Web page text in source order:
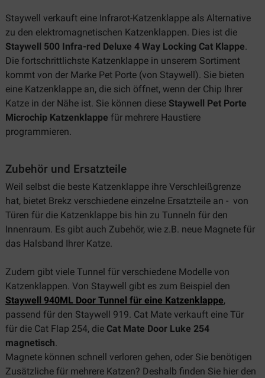
Staywell verkauft eine Infrarot-Katzenklappe als Alternative
zu den elektromagnetischen Katzenklappen. Dies ist die
Staywell 500 Infra-red Deluxe 4 Way Locking Cat Klappe.
Die fortschrittlichste Katzenklappe in unserem Sortiment
kommt von der Marke Pet Porte (von Staywell). Sie bieten
eine Katzenklappe an, die sich öffnet, wenn der Chip Ihrer
Katze in der Nähe ist. Sie können diese Staywell Pet Porte
Microchip Katzenklappe für mehrere Haustiere
programmieren.
Zubehör und Ersatzteile
Weil selbst die beste Katzenklappe ihre Verschleißgrenze
hat, bietet Brekz verschiedene einzelne Ersatzteile an - von
Türen für die Katzenklappe bis hin zu Tunneln für den
Innenraum. Es gibt auch Zubehör, wie z.B. neue Magnete für
das Halsband Ihrer Katze.
Zudem gibt viele Tunnel für verschiedene Modelle von
Katzenklappen. Von Staywell gibt es zum Beispiel den
Staywell 940ML Door Tunnel für eine Katzenklappe,
passend für den Staywell 919. Cat Mate verkauft eine Tür
für die Cat Flap 254, die Cat Mate Door Luke 254
magnetisch.
Magnete können schnell verloren gehen, oder Sie benötigen
Zusätzliche für mehrere Katzen? Deshalb finden Sie hier den